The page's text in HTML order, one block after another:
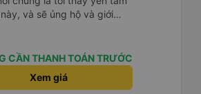
và sẽ ủng hộ và giới
vụ của nhà xe này
CẦN THANH TOÁN TRƯỚC
Xem giá